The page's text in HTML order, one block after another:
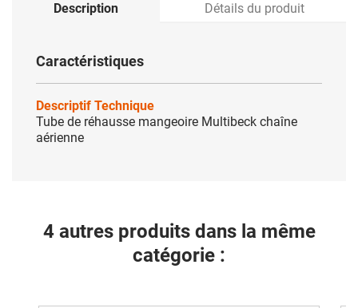
Description Détails du produit
Caractéristiques
Descriptif Technique
Tube de réhausse mangeoire Multibeck chaîne
aérienne
4 autres produits dans la même
catégorie :